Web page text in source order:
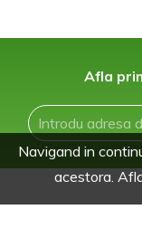
Afla
Navigand in
acestora.